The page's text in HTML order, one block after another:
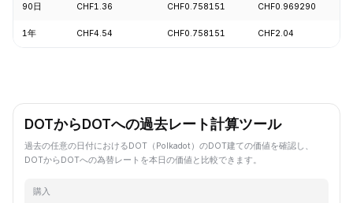
90日 CHF1.36 CHF0.758151 CHF0.969290
1年 CHF4.54 CHF0.758151 CHF2.04
DOTからDOTへの過去レート計算ツール
過去の任意の日付におけるDOT（Polkadot）のDOT建ての価値を確認し、
DOTからDOTへの為替レートを本日の価値と比較できます。
購入